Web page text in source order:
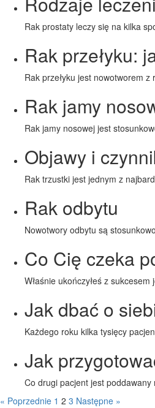
Rak prostaty leczy się na kilka
Rak przełyku:
Rak przełyku jest nowotworem
Rak jamy
Rak jamy nosowej jest
Objawy i
Rak trzustki jest jednym z
Rak odbytu
Nowotwory odbytu są
Co Cię czeka
Właśnie ukończyłeś z
Jak dbać o
Każdego roku kilka tysięcy
Jak
Co drugi pacjent jest
« Poprzednie 1 2 3 Następne »